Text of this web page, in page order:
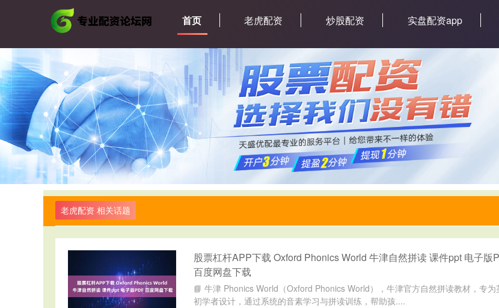
首页 老虎配资 炒股配资 实盘配资app
老虎配资 相关话题
股票杠杆APP下载 Oxford Phonics World 牛津自然拼读 课件ppt 电子版
百度网盘下载
📘 牛津 Phonics World（Oxford Phonics World），牛津官方自然拼读教材，专为
初学者设计，通过系统的音素学习与拼读训练，帮助孩....